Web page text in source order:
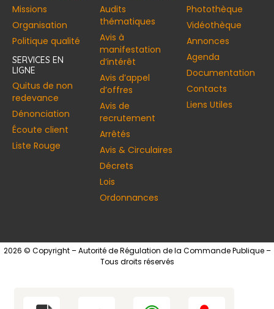
Missions
Organisation
Politique qualité
SERVICES EN
LIGNE
Quitus de non
redevance
Dénonciation
Écoute client
Liste Rouge
Audits
thématiques
Avis à
manifestation
d’intérêt
Avis d’appel
d’offres
Avis de
recrutement
Arrêtés
Avis & Circulaires
Décrets
Lois
Ordonnances
Photothèque
Vidéothèque
Annonces​
Agenda
Documentation
Contacts
Liens Utiles
2026 © Copyright – Autorité de Régulation de la Commande Publique –
Tous droits réservés